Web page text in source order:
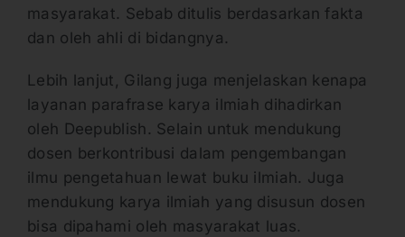
masyarakat. Sebab ditulis berdasarkan fakta
dan oleh ahli di bidangnya.
Lebih lanjut, Gilang juga menjelaskan kenapa
layanan parafrase karya ilmiah dihadirkan
oleh Deepublish. Selain untuk mendukung
dosen berkontribusi dalam pengembangan
ilmu pengetahuan lewat buku ilmiah. Juga
mendukung karya ilmiah yang disusun dosen
bisa dipahami oleh masyarakat luas.